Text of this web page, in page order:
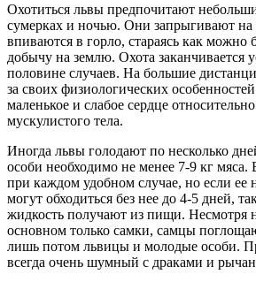
Охотиться львы предпочитают
сумерках и ночью. Они запрыгивают на
впиваются в горло, стараясь как можно
добычу на землю. Охота заканчивается
половине случаев. На большие
за своих физиологических
маленькое и слабое сердце
мускулистого тела.
Иногда львы голодают по несколько
особи необходимо не менее 7-9 кг
при каждом удобном случае, но если ее
могут обходиться без нее до 4-5 дней,
жидкость получают из пищи. Несмотря
основном только самки, самцы
лишь потом львицы и молодые особи.
всегда очень шумный с драками и